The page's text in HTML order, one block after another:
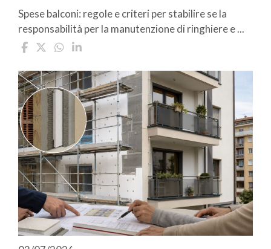
Spese balconi: regole e criteri per stabilire se la
responsabilità per la manutenzione di ringhiere e ...